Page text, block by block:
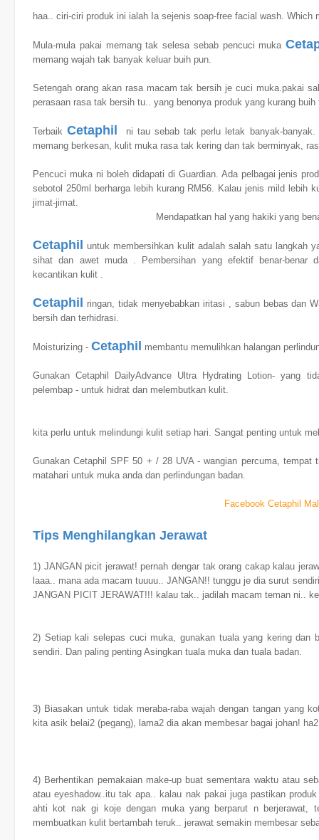
haa.. ciri-ciri produk ini ialah Ia sejenis soap-free facial wash.
Mula-mula pakai memang tak selesa sebab pencuci muka
memang wajah tak banyak keluar buih pun.
Setengah orang akan rasa macam tak bersih je cuci muka.pakai
perasaan rasa tak bersih tu.. yang benonya produk yang kurang
TerbaikCetaphil
ni tau sebab tak perlu letak banyak-
memang berkesan, kulit muka rasa tak kering dan tak berminyak,
Pencuci muka ni boleh didapati di Guardian. Ada pelbagai jenis
sebotol 250ml berharga lebih kurang RM56. Kalau jenis mild lebih
jimat-jimat.
Mendapatkan hal yang hakiki yang
Cetaphil untuk membersihkan kulit adalah salah satu langkah
sihat dan awet muda . Pembersihan yang efektif benar-benar
kecantikan kulit .
Cetaphil
ringan, tidak menyebabkan iritasi , sabun bebas dan
bersih dan terhidrasi.
Moisturizing - Cetaphil membantu memulihkan halangan
Gunakan Cetaphil DailyAdvance Ultra Hydrating Lotion- yang
pelembap - untuk hidrat dan melembutkan kulit.
kita perlu untuk melindungi kulit setiap hari. Sangat penting untuk
Gunakan Cetaphil SPF 50 + / 28 UVA - wangian percuma,
matahari untuk muka anda dan perlindungan badan.
Facebook Cetaphil
Tips Menghilangkan Jerawat
1) JANGAN picit jerawat! pernah dengar tak orang cakap kalau
laaa.. mana ada macam tuuuu.. JANGAN!! tunggu je dia surut
JANGAN PICIT JERAWAT!!! kalau tak.. jadilah macam teman ni..
2) Setiap kali selepas cuci muka, gunakan tuala yang kering dan
sendiri. Dan paling penting Asingkan tuala muka dan tuala badan.
3) Biasakan untuk tidak meraba-raba wajah dengan tangan yang
kita asik belai2 (pegang), lama2 dia akan membesar bagai johan!
4) Berhentikan pemakaian make-up buat sementara waktu atau
atau eyeshadow..itu tak apa.. kalau nak pakai juga pastikan
ahti kot nak gi koje dengan muka yang berparut n berjerawat,
membuatkan kulit bertambah teruk.. jerawat semakin membesar